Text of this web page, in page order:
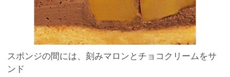
スポンジの間には、刻みマロンとチョコクリームをサ
ンド